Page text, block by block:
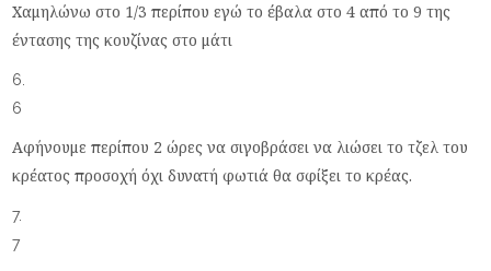
Χαμηλώνω στο 1/3 περίπου εγώ το έβαλα στο 4 από το 9 της
έντασης της κουζίνας στο μάτι
6
Αφήνουμε περίπου 2 ώρες να σιγοβράσει να λιώσει το τζελ του
κρέατος προσοχή όχι δυνατή φωτιά θα σφίξει το κρέας.
7